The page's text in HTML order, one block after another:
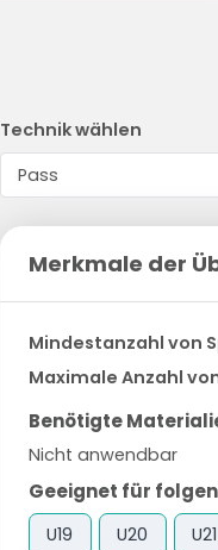
Technik wählen
Merkmale der
Mindestanzahl von
Maximale Anzahl
Benötigte
Nicht anwendbar
Geeignet für
U19 U20 U21